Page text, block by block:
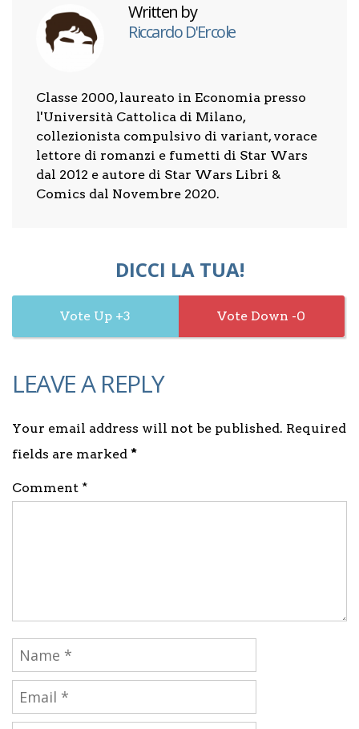
Written by
Riccardo D'Ercole
Classe 2000, laureato in Economia presso
l'Università Cattolica di Milano,
collezionista compulsivo di variant, vorace
lettore di romanzi e fumetti di Star Wars
dal 2012 e autore di Star Wars Libri &
Comics dal Novembre 2020.
DICCI LA TUA!
3 0
LEAVE A REPLY
Your email address will not be published. Required
fields are marked *
Comment *